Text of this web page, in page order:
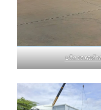
บริการรถหั